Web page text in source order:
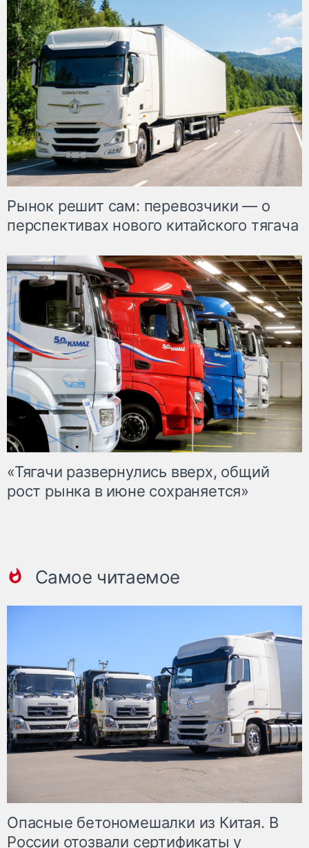
Рынок решит сам: перевозчики — о
перспективах нового китайского тягача
«Тягачи развернулись вверх, общий
рост рынка в июне сохраняется»
Самое читаемое
Опасные бетономешалки из Китая. В
России отозвали сертификаты у